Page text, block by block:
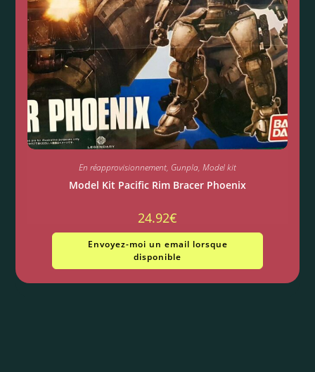
En réapprovisionnement, Gunpla, Model kit
Model Kit Pacific Rim Bracer Phoenix
24.92€
Envoyez-moi un email lorsque
disponible